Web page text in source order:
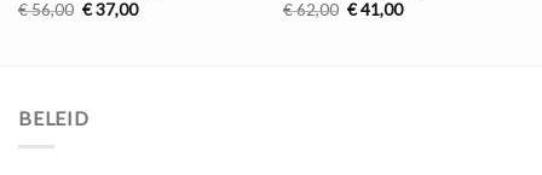
€56,00 Oorspronkelijke
€37,00Huidige
€62,00 Oorspronkelijke
€41,00Huidige
BELEID